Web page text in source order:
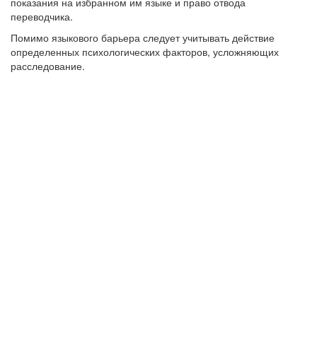
переводчика.
Помимо языкового барьера следует учитывать действие
определенных психологических факторов, усложняющих
расследование.